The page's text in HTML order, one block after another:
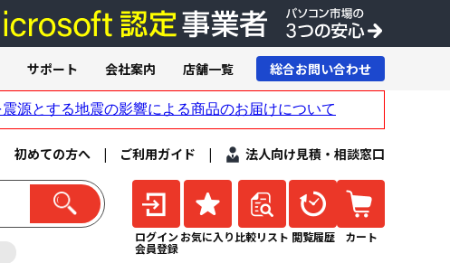
初めての方へ | ご利用ガイド | 法人向け見積・相談窓口
ログイン
会員登録
お気に入り 比較リスト 閲覧履歴 カート
サポート 会社案内 店舗一覧 総合お問い合わせ